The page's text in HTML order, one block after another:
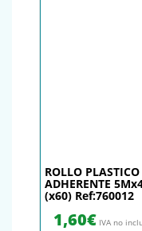
ROLLO PLASTICO
ADHERENTE
(x60) Ref:760012
1,60€ IVA no